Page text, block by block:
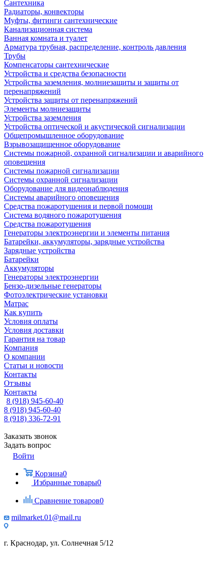
Сантехника
Радиаторы, конвекторы
Муфты, фитинги сантехнические
Канализационная система
Ванная комната и туалет
Арматура трубная, распределение, контроль давления
Трубы
Компенсаторы сантехнические
Устройства и средства безопасности
Устройства заземления, молниезащиты и защиты от
перенапряжений
Устройства защиты от перенапряжений
Элементы молниезащиты
Устройства заземления
Устройства оптической и акустической сигнализации
Общепромышленное оборудование
Взрывозащищенное оборудование
Системы пожарной, охранной сигнализации и аварийного
оповещения
Системы пожарной сигнализации
Системы охранной сигнализации
Оборудование для видеонаблюдения
Системы аварийного оповещения
Средства пожаротушения и первой помощи
Система водяного пожаротушения
Средства пожаротушения
Генераторы электроэнергии и элементы питания
Батарейки, аккумуляторы, зарядные устройства
Зарядные устройства
Батарейки
Аккумуляторы
Генераторы электроэнергии
Бензо-дизельные генераторы
Фотоэлектрические установки
Матрас
Как купить
Условия оплаты
Условия доставки
Гарантия на товар
Компания
О компании
Статьи и новости
Контакты
Отзывы
Контакты
8 (918) 945-60-40
8 (918) 945-60-40
8 (918) 336-72-91
Заказать звонок
Задать вопрос
Войти
Корзина0
Избранные товары0
Сравнение товаров0
milmarket.01@mail.ru
г. Краснодар, ул. Солнечная 5/12